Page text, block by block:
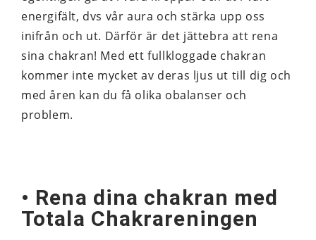
energifält, dvs vår aura och stärka upp oss
inifrån och ut. Därför är det jättebra att rena
sina chakran! Med ett fullkloggade chakran
kommer inte mycket av deras ljus ut till dig och
med åren kan du få olika obalanser och
problem.
• Rena dina chakran med
Totala Chakrareningen